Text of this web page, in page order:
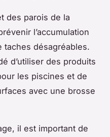
des parois de la
l’accumulation
taches désagréables.
d’utiliser des produits
les piscines et de
avec une brosse
il est important de